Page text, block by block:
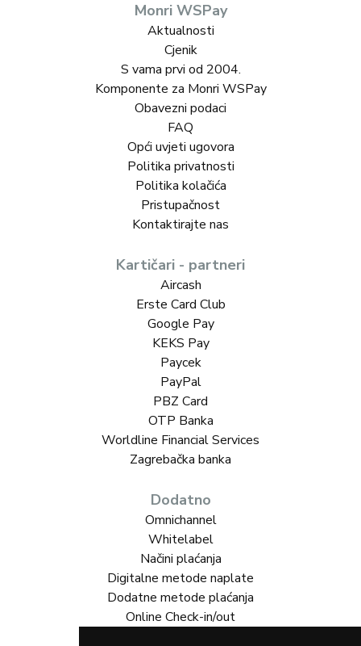
Monri WSPay
Aktualnosti
Cjenik
S vama prvi od 2004.
Komponente za Monri WSPay
Obavezni podaci
FAQ
Opći uvjeti ugovora
Politika privatnosti
Politika kolačića
Pristupačnost
Kontaktirajte nas
Kartičari - partneri
Aircash
Erste Card Club
Google Pay
KEKS Pay
Paycek
PayPal
PBZ Card
OTP Banka
Worldline Financial Services
Zagrebačka banka
Dodatno
Omnichannel
Whitelabel
Načini plaćanja
Digitalne metode naplate
Dodatne metode plaćanja
Online Check-in/out